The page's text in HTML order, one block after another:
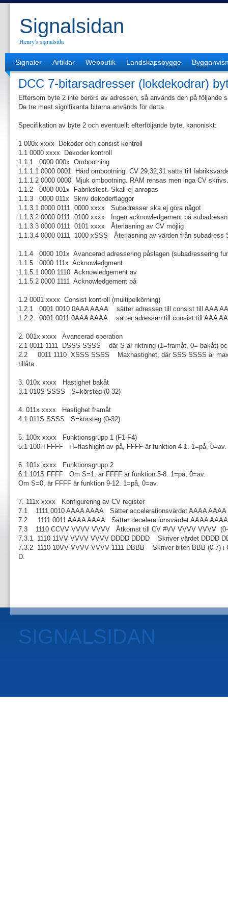
Signalsidan
Henry's signalsida
Signaler Artiklar Webbutik Landskapsbygge
DCC 7-bitarsadresser (lokdekodrar)
Eftersom byte 2 inte berörs av adressen, så används den på följande
De tre mest signifikanta bitarna används för detta
Specifikation av byte 2 och eventuellt efterföljande byte, kanoniskt:
1 000x xxxx Dekoder och consist kontroll
1.1 0000 xxxx Dekoder kontroll
1.1.1 0000 000x Ombootning
1.1.1.1 0000 0001 Hård ombootning. CV 29,32,31 sätts till
1.1.1.2 0000 0000 Mjuk ombootning. RAM rensas men inga CV skrivs.
1.1.2 0000 001x Fabrikstest. Skall ej anropas
1.1.3 0000 011x Skriv dekoderflaggor
1.1.3.1 0000 0111 0000 xxxx Subadresser ska ej göra något
1.1.3.2 0000 0111 0100 xxxx Ingen acknowledgement på
1.1.3.3 0000 0111 0101 xxxx Återläsning av CV möjlig
1.1.3.4 0000 0111 1000 xSSS Återläsning av värden från subadress
1.1.4 0000 101x Avancerad adressering påslagen (subadressering
1.1.5 0000 111x Acknowledgment
1.1.5.1 0000 1110 Acknowledgement av
1.1.5.2 0000 1111 Acknowledgement på
1.2 0001 xxxx Consist kontroll (multipelkörning)
1.2.1 0001 0010 0AAA AAAA sätter adressen till consist till AAA
1.2.2 0001 0011 0AAA AAAA sätter adressen till consist till AAA
2. 001x xxxx Avancerad operation
2.1 0011 1111 DSSS SSSS där S är riktning (1=framåt, 0= bakåt)
2.2 0011 1110 XSSS SSSS Maxhastighet, där SSS SSSS är
tillåta
3. 010x xxxx Hastighet bakåt
3.1 010S SSSS S=körsteg (0-32)
4. 011x xxxx Hastighet framåt
4.1 011S SSSS S=körsteg (0-32)
5. 100x xxxx Funktionsgrupp 1 (F1-F4)
5.1 100H FFFF H=flashlight av på, FFFF är funktion 4-1. 1=på, 0=av.
6. 101x xxxx Funktionsgrupp 2
6.1 101S FFFF Om S=1, är FFFF är funktion 5-8. 1=på, 0=av.
Om S=0, är FFFF är funktion 9-12. 1=på, 0=av.
7. 111x xxxx Konfigurering av CV register
7.1 1111 0010 AAAA AAAA Sätter accelerationsvärdet AAAA AAAA
7.2 1111 0011 AAAA AAAA Sätter decelerationsvärdet AAAA
7.3 1110 CCVV VVVV VVVV Åtkomst till CV #VV VVVV VVVV (0-
7.3.1 1110 11VV VVVV VVVV DDDD DDDD Skriver värdet DDDD
7.3.2 1110 10VV VVVV VVVV 1111 DBBB Skriver biten BBB (0-7) i
D.
SIGNALSIDAN